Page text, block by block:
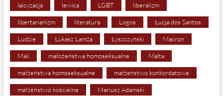
laicyzacja lewica LGBT liberalizm
libertarianizm literatura Logos Łucja dos Santos
Ludzie Łukasz Lamża Łyszczyński Macron
Mali małożeństwa homoseksualne Malta
małżeństwa homoseksualne małżeństwo konkordatowe
małżeństwo kościelne Mariusz Adamski